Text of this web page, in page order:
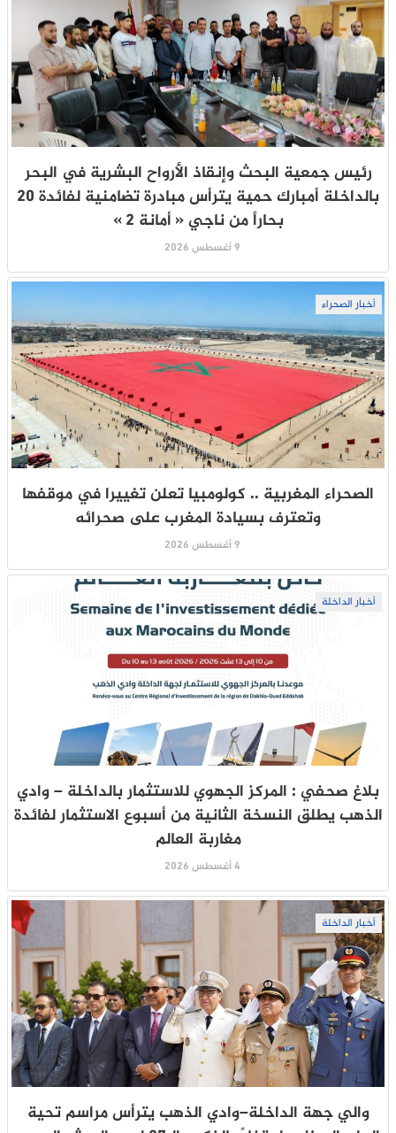
رئيس جمعية البحث وإنقاذ الأرواح البشرية في البحر
بالداخلة أمبارك حمية يترأس مبادرة تضامنية لفائدة 20
بحاراً من ناجي « أمانة 2 »
9 أغسطس 2026
أخبار الصحراء
الصحراء المغربية .. كولومبيا تعلن تغييرا في موقفها
وتعترف بسيادة المغرب على صحرائه
9 أغسطس 2026
أخبار الداخلة
بلاغ صحفي : المركز الجهوي للاستثمار بالداخلة – وادي
الذهب يطلق النسخة الثانية من أسبوع الاستثمار لفائدة
مغاربة العالم
4 أغسطس 2026
أخبار الداخلة
والي جهة الداخلة–وادي الذهب يترأس مراسم تحية